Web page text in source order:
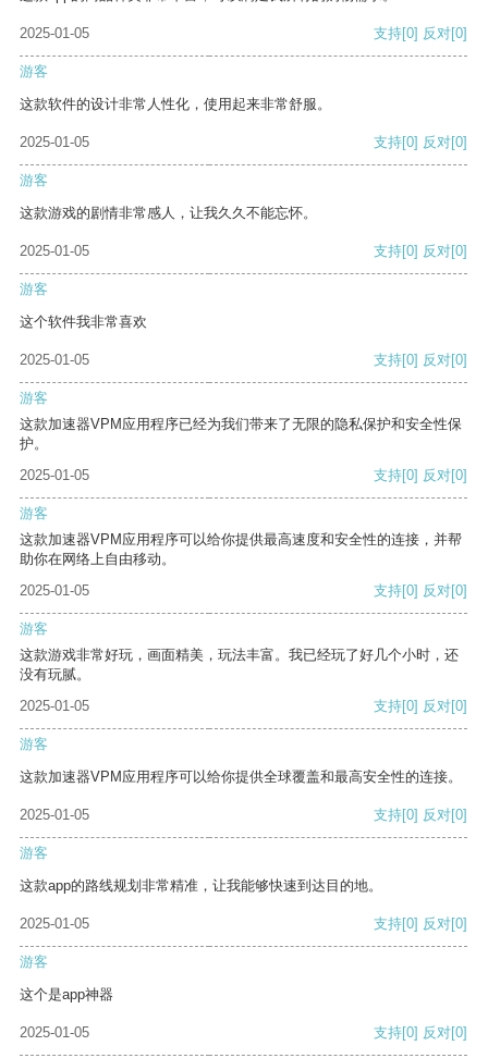
2025-01-05 支持[0] 反对[0]
游客
这款软件的设计非常人性化，使用起来非常舒服。
2025-01-05 支持[0] 反对[0]
游客
这款游戏的剧情非常感人，让我久久不能忘怀。
2025-01-05 支持[0] 反对[0]
游客
这个软件我非常喜欢
2025-01-05 支持[0] 反对[0]
游客
这款加速器VPM应用程序已经为我们带来了无限的隐私保护和安全性保
护。
2025-01-05
支持[0] 反对[0]
游客
这款加速器VPM应用程序可以给你提供最高速度和安全性的连接，并帮
助你在网络上自由移动。
2025-01-05
支持[0] 反对[0]
游客
这款游戏非常好玩，画面精美，玩法丰富。我已经玩了好几个小时，还
没有玩腻。
2025-01-05
支持[0] 反对[0]
游客
这款加速器VPM应用程序可以给你提供全球覆盖和最高安全性的连接。
2025-01-05 支持[0] 反对[0]
游客
这款app的路线规划非常精准，让我能够快速到达目的地。
2025-01-05 支持[0] 反对[0]
游客
这个是app神器
2025-01-05 支持[0] 反对[0]